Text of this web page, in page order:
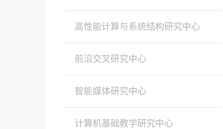
高性能计算与系统结构研究中心
前沿交叉研究中心
智能媒体研究中心
计算机基础教学研究中心